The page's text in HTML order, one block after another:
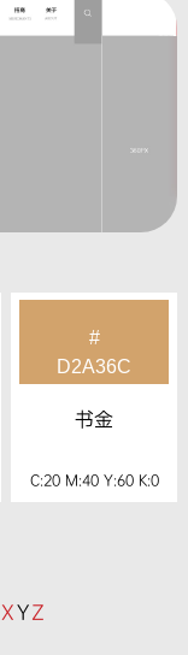
#
D2A36C
书金
C:20 M:40 Y:60 K:0
XYZ